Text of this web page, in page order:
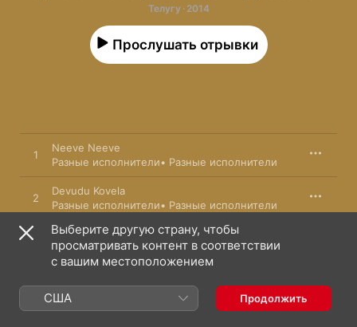
Телугу · 2014
Прослушать отрывки
1
Neeve Neeve
Разные исполнители• Разные исполнители
2
Devudu Kovela
Разные исполнители• Разные исполнители
3
Yekkadi Korada
Разные исполнители
4
Разные исполнители
Разные исполнители
Выберите другую страну, чтобы
просматривать контент в соответствии
с вашим местоположением
США Продолжить